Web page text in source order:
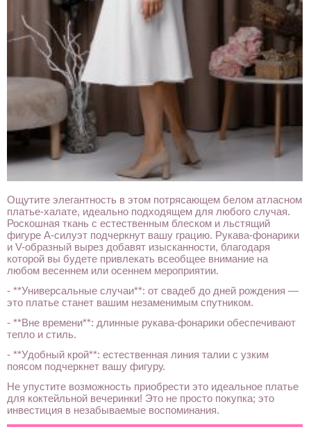
Ощутите элегантность в этом потрясающем белом атласном
платье-халате, идеально подходящем для любого случая.
Роскошная ткань с естественным блеском и льстящий
фигуре А-силуэт подчеркнут вашу грацию. Рукава-фонарики
и V-образный вырез добавят изысканности, благодаря
которой вы будете привлекать всеобщее внимание на
любом весеннем или осеннем мероприятии.
- **Универсальные случаи**: от свадеб до дней рождения —
это платье станет вашим незаменимым спутником.
- **Вне времени**: длинные рукава-фонарики обеспечивают
тепло и стиль.
- **Удобный крой**: естественная линия талии с узким
поясом подчеркнет вашу фигуру.
Не упустите возможность приобрести это идеальное платье
для коктейльной вечеринки! Это не просто покупка; это
инвестиция в незабываемые воспоминания.